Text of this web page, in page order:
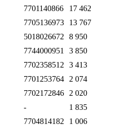
7701140866
17 462
7705136973
13 767
5018026672
8 950
7744000951
3 850
7702358512
3 413
7701253764
2 074
7702172846
2 020
-
1 835
7704814182
1 006